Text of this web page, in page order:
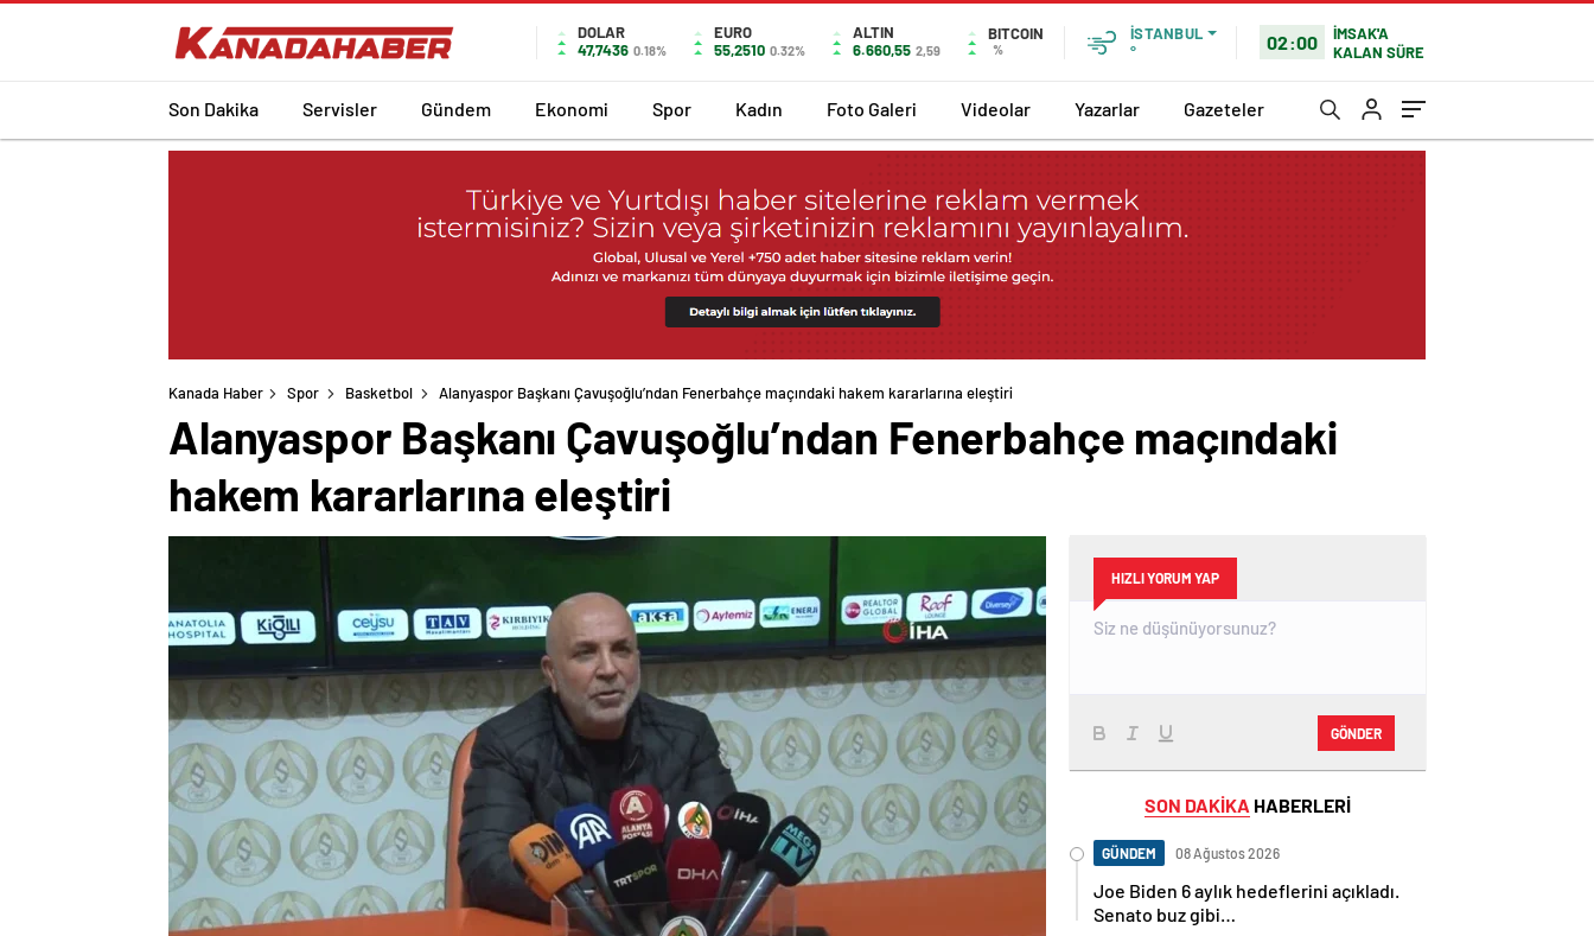
DOLAR
47,7436 0.18%
EURO
55,2510 0.32%
ALTIN
6.660,55 2,59
BITCOIN
%
İSTANBUL
°
02:00
İMSAK'A
KALAN SÜRE
Son Dakika Servisler Gündem Ekonomi Spor Kadın Foto Galeri Videolar Yazarlar Gazeteler
Kanada Haber Spor Basketbol Alanyaspor Başkanı Çavuşoğlu’ndan Fenerbahçe maçındaki hakem kararlarına eleştiri
Alanyaspor Başkanı Çavuşoğlu’ndan Fenerbahçe maçındaki
hakem kararlarına eleştiri
HIZLI YORUM YAP
GÖNDER
SON DAKİKA HABERLERİ
GÜNDEM 08 Ağustos 2026
Joe Biden 6 aylık hedeflerini açıkladı.
Senato buz gibi…